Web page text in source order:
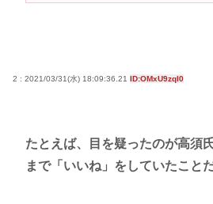
2 : 2021/03/31(水) 18:09:36.21 ID:OMxU9zqI0
たとえば、目を疑ったのが高須
まで「いいね」をしていたことだ